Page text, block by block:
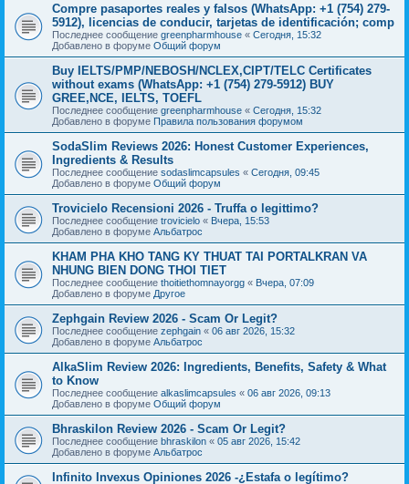
Compre pasaportes reales y falsos (WhatsApp: +1 (754) 279-
5912), licencias de conducir, tarjetas de identificación; comp
Последнее сообщение greenpharmhouse « Сегодня, 15:32
Добавлено в форуме Общий форум
Buy IELTS/PMP/NEBOSH/NCLEX,CIPT/TELC Certificates
without exams (WhatsApp: +1 (754) 279-5912) BUY
GREE,NCE, IELTS, TOEFL
Последнее сообщение greenpharmhouse « Сегодня, 15:32
Добавлено в форуме Правила пользования форумом
SodaSlim Reviews 2026: Honest Customer Experiences,
Ingredients & Results
Последнее сообщение sodaslimcapsules « Сегодня, 09:45
Добавлено в форуме Общий форум
Trovicielo Recensioni 2026 - Truffa o legittimo?
Последнее сообщение trovicielo « Вчера, 15:53
Добавлено в форуме Альбатрос
KHAM PHA KHO TANG KY THUAT TAI PORTALKRAN VA
NHUNG BIEN DONG THOI TIET
Последнее сообщение thoitiethomnayorgg « Вчера, 07:09
Добавлено в форуме Другое
Zephgain Review 2026 - Scam Or Legit?
Последнее сообщение zephgain « 06 авг 2026, 15:32
Добавлено в форуме Альбатрос
AlkaSlim Review 2026: Ingredients, Benefits, Safety & What
to Know
Последнее сообщение alkaslimcapsules « 06 авг 2026, 09:13
Добавлено в форуме Общий форум
Bhraskilon Review 2026 - Scam Or Legit?
Последнее сообщение bhraskilon « 05 авг 2026, 15:42
Добавлено в форуме Альбатрос
Infinito Invexus Opiniones 2026 -¿Estafa o legítimo?